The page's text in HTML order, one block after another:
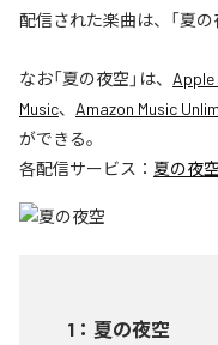
配信された楽曲は、「夏の
なお「夏の夜空 」は、 Apple
Music、 Amazon Music
ができる。
各配信サービス： 夏の夜空
1 ： 夏の夜空